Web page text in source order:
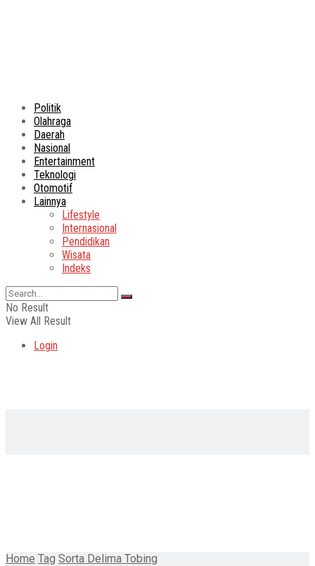
Politik
Olahraga
Daerah
Nasional
Entertainment
Teknologi
Otomotif
Lainnya
Lifestyle
Internasional
Pendidikan
Wisata
Indeks
No Result
View All Result
Login
Home Tag Sorta Delima Tobing